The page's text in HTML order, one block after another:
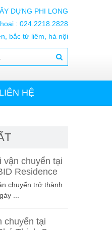
DỰNG PHI LONG
: 024.2218.2828
bắc từ liêm, hà nội
LIÊN HỆ
vận chuyển tại
Residence
chuyển trở thành
...
chuyển tại